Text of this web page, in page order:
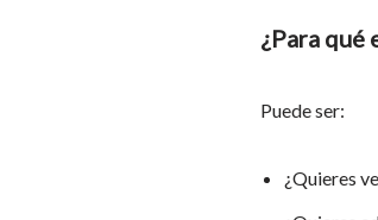
¿Para qué
Puede ser:
¿Quieres